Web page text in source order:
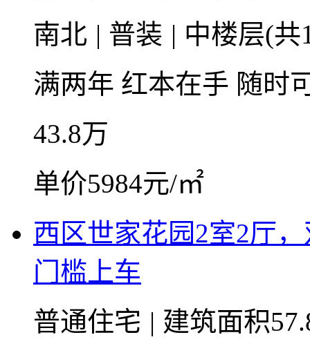
南北 | 普装 | 中楼层(
满两年 红本在手 随时
43.8万
单价5984元/㎡
西区世家花园2室2厅
门槛上车
普通住宅 | 建筑面积